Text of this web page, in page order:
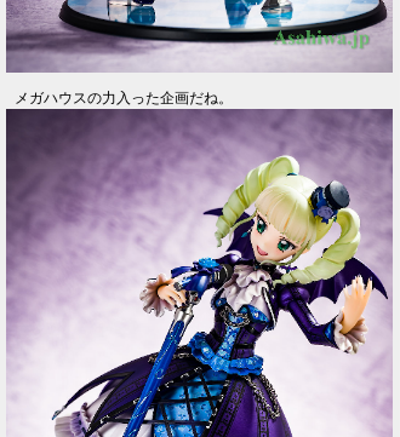
メガハウスの力入った企画だね。